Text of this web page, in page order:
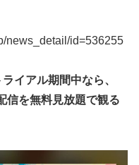
news_detail/id=536255
イアル期間中なら、
信を無料見放題で観る